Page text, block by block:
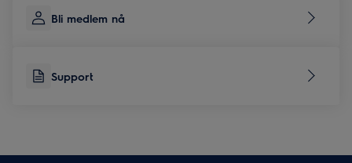
Bli medlem nå
Support